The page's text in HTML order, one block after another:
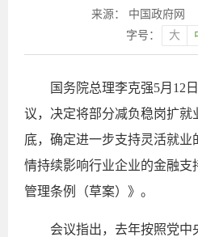
来源： 中国政府网
字号：
大
国务院总理李克强5月12
议，决定将部分减负稳岗扩就
底，确定进一步支持灵活就
情持续影响行业企业的金融支
管理条例（草案）》。
会议指出，去年按照党